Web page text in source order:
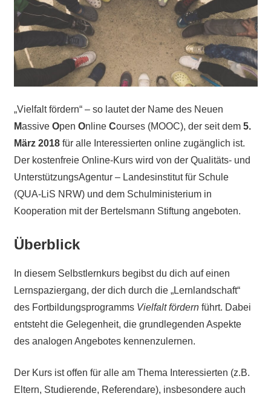
„Vielfalt fördern“ – so lautet der Name des Neuen
Massive Open Online Courses (MOOC), der seit dem 5.
März 2018für alle Interessierten online zugänglich ist.
Der kostenfreie Online-Kurs wird von der Qualitäts- und
UnterstützungsAgentur – Landesinstitut für Schule
(QUA-LiS NRW) und dem Schulministerium in
Kooperation mit der Bertelsmann Stiftung angeboten.
Überblick
In diesem Selbstlernkurs begibst du dich auf einen
Lernspaziergang, der dich durch die „Lernlandschaft“
des Fortbildungsprogramms Vielfalt fördernführt. Dabei
entsteht die Gelegenheit, die grundlegenden Aspekte
des analogen Angebotes kennenzulernen.
Der Kurs ist offen für alle am Thema Interessierten (z.B.
Eltern, Studierende, Referendare), insbesondere auch